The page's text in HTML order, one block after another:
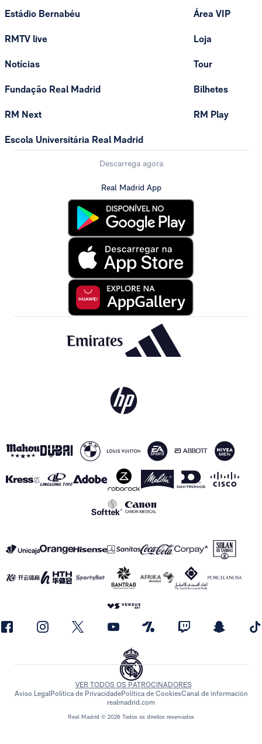
Estádio Bernabéu
RMTV live
Notícias
Fundação Real Madrid
RM Next
Escola Universitária Real Madrid
Área VIP
Loja
Tour
Bilhetes
RM Play
Descarrega agora
Real Madrid App
Real Madrid © 2026 Todos os direitos reservados
VER TODOS OS PATROCINADORES
Aviso LegalPolítica de PrivacidadePolítica de CookiesCanal de información
realmadrid.com